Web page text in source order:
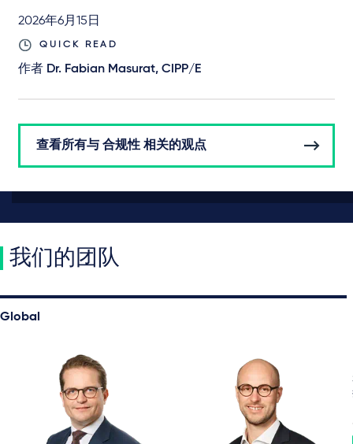
2026年6月15日
QUICK READ
作者 Dr. Fabian Masurat, CIPP/E
查看所有与 合规性 相关的观点
我们的团队
Global